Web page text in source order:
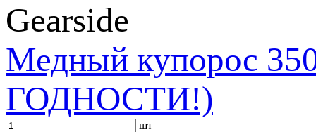
Gearside
Медный купорос
ГОДНОСТИ!)
шт